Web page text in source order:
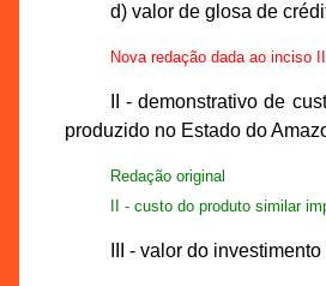
d) valor de glosa de
Nova redação dada ao inciso
II - demonstrativo de
produzido no Estado do
Redação original
II - custo do produto similar
III - valor do